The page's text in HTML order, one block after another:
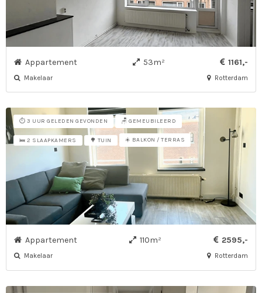
Appartement 53m² 1161,-
Makelaar Rotterdam
⏱️ 3 UUR GELEDEN GEVONDEN 🪑 GEMEUBILEERD
🛌 2 SLAAPKAMERS 🌳 TUIN ☀️ BALKON / TERRAS
Appartement 110m² 2595,-
Makelaar Rotterdam